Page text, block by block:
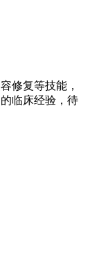
修复等技能，
临床经验，待